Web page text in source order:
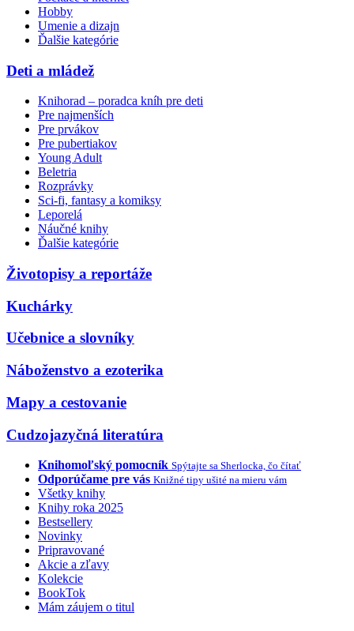
Hobby
Umenie a dizajn
Ďalšie kategórie
Deti a mládež
Knihorad – poradca kníh pre deti
Pre najmenších
Pre prvákov
Pre pubertiakov
Young Adult
Beletria
Rozprávky
Sci-fi, fantasy a komiksy
Leporelá
Náučné knihy
Ďalšie kategórie
Životopisy a reportáže
Kuchárky
Učebnice a slovníky
Náboženstvo a ezoterika
Mapy a cestovanie
Cudzojazyčná literatúra
Knihomoľský pomocník Spýtajte sa Sherlocka, čo čítať
Odporúčame pre vás Knižné tipy ušité na mieru vám
Všetky knihy
Knihy roka 2025
Bestsellery
Novinky
Pripravované
Akcie a zľavy
Kolekcie
BookTok
Mám záujem o titul